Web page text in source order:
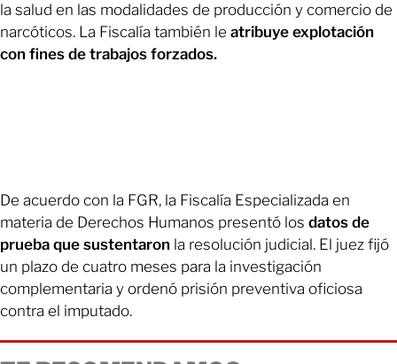
la salud en las modalidades de producción y comercio de
narcóticos. La Fiscalía también le atribuye explotación
con fines de trabajos forzados.
De acuerdo con la FGR, la Fiscalía Especializada en
materia de Derechos Humanos presentó los datos de
prueba que sustentaron la resolución judicial. El juez fijó
un plazo de cuatro meses para la investigación
complementaria y ordenó prisión preventiva oficiosa
contra el imputado.